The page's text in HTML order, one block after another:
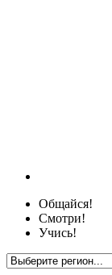
Общайся!
Смотри!
Учись!